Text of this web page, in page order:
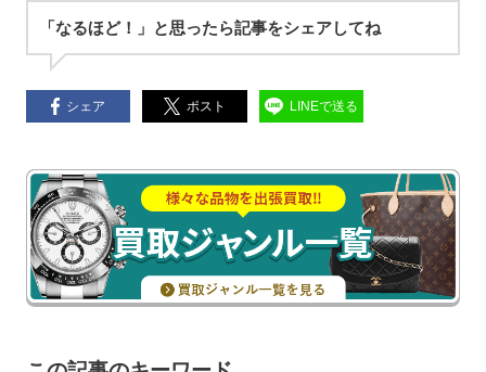
「なるほど！」と思ったら記事をシェアしてね
シェア ポスト LINEで送る